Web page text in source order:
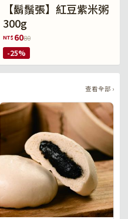
【鬍鬚張】紅豆紫米粥
300g
NT$ 6080
-25%
查看全部 ›